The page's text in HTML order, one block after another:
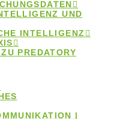
UND
INTELLIGENZ
PREDATORY
|